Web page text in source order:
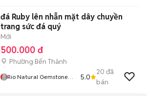
đá Ruby lên nhẫn mặt dây chuyền
trang sức đá quý
Mới
500.000 đ
Phường Bến Thành
Rio Natural Gemstone
5.0
20 đã
bán